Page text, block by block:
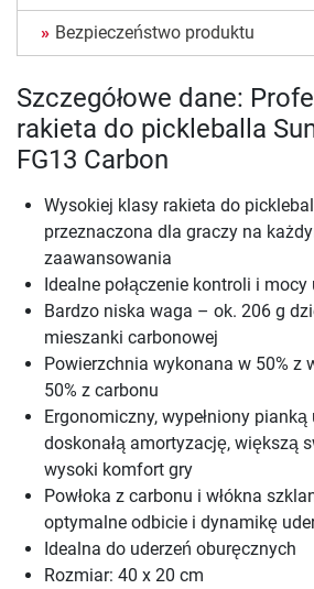
Bezpieczeństwo produktu
Szczegółowe dane:
rakieta do pickleballa
FG13 Carbon
Wysokiej klasy rakieta do
przeznaczona dla graczy na
zaawansowania
Idealne połączenie kontroli i mocy
Bardzo niska waga – ok. 206 g
mieszanki carbonowej
Powierzchnia wykonana w 50% z
50% z carbonu
Ergonomiczny, wypełniony
doskonałą amortyzację, większą
wysoki komfort gry
Powłoka z carbonu i włókna
optymalne odbicie i dynamikę
Idealna do uderzeń oburęcznych
Rozmiar: 40 x 20 cm